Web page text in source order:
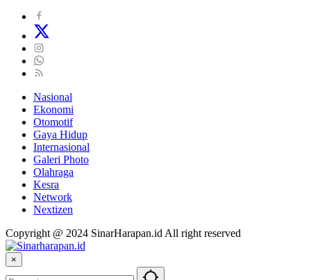
Nasional
Ekonomi
Otomotif
Gaya Hidup
Internasional
Galeri Photo
Olahraga
Kesra
Network
Nextizen
Copyright @ 2024 SinarHarapan.id All right reserved
×